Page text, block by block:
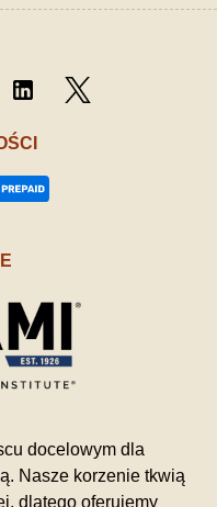
LinkedIn
docelowym dla
Nasze korzenie tkwią
dlatego oferujemy